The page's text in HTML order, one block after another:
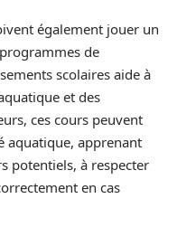
également jouer un
de
scolaires aide à
et des
ces cours peuvent
aquatique, apprenant
potentiels, à respecter
en cas